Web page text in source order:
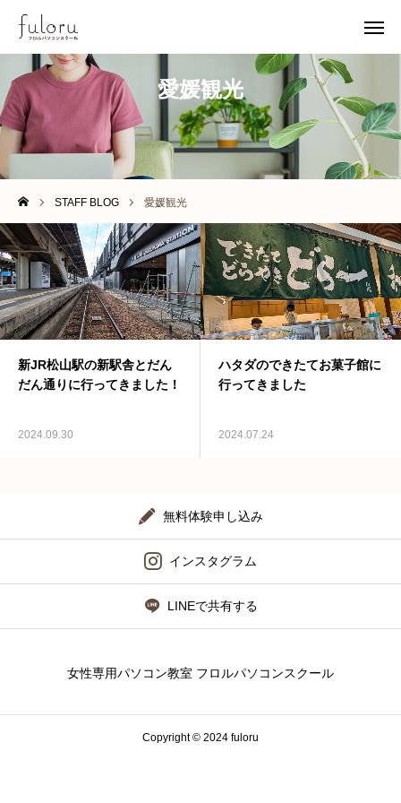
愛媛観光
STAFF BLOG 愛媛観光
新JR松山駅の新駅舎とだん
だん通りに行ってきました！
2024.09.30
ハタダのできたてお菓子館に
行ってきました
2024.07.24
無料体験申し込み
インスタグラム
LINEで共有する
女性専用パソコン教室 フロルパソコンスクール
Copyright © 2024 fuloru
無料体験 アクセス
イベント お知らせ
ホーム
フロルについて
レッスン
無料体験
お問い合わせ